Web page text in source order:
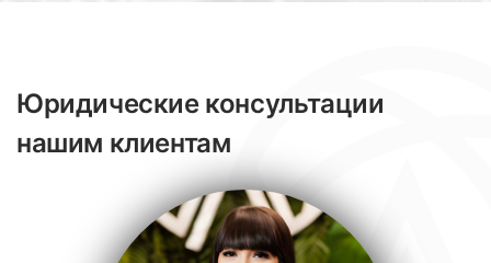
Юридические консультации
нашим клиентам